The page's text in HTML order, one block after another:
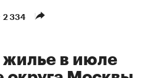
2 334
жилье в июле